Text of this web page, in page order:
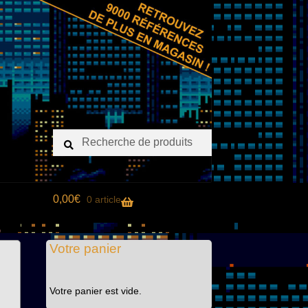
Recherche
pour :
Recherche
0,00€ 0 article
Votre panier
Votre panier est vide.